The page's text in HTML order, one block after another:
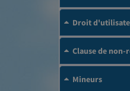
Droit
Clause de
Mineurs